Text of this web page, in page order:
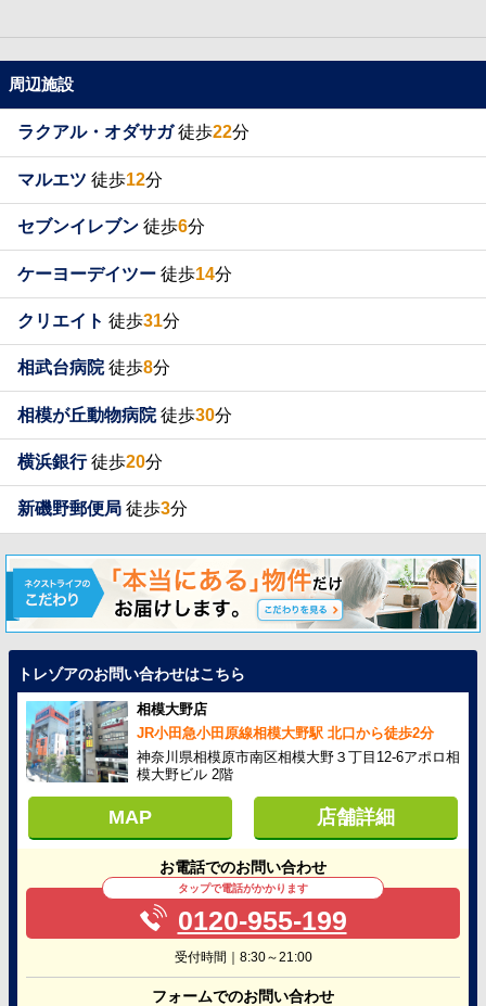
周辺施設
ラクアル・オダサガ徒歩22分
マルエツ 徒歩12分
セブンイレブン 徒歩6分
ケーヨーデイツー 徒歩14分
クリエイト 徒歩31分
相武台病院徒歩8分
相模が丘動物病院徒歩30分
横浜銀行徒歩20分
新磯野郵便局 徒歩3分
トレゾアのお問い合わせはこちら
相模大野店
JR小田急小田原線相模大野駅 北口から徒歩2分
神奈川県相模原市南区相模大野３丁目12-6アポロ相
模大野ビル 2階
MAP 店舗詳細
お電話でのお問い合わせ
タップで電話がかかります
0120-955-199
受付時間｜8:30～21:00
フォームでのお問い合わせ